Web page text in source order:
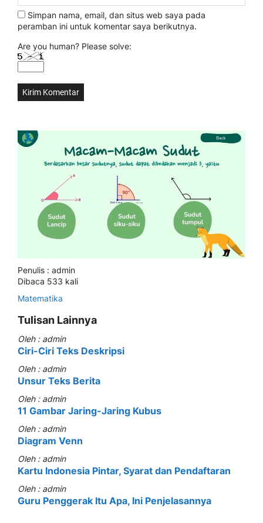
Simpan nama, email, dan situs web saya pada
peramban ini untuk komentar saya berikutnya.
Are you human? Please solve:
Penulis : admin
Dibaca 533 kali
Matematika
Tulisan Lainnya
Oleh : admin
Ciri-Ciri Teks Deskripsi
Oleh : admin
Unsur Teks Berita
Oleh : admin
11 Gambar Jaring-Jaring Kubus
Oleh : admin
Diagram Venn
Oleh : admin
Kartu Indonesia Pintar, Syarat dan Pendaftaran
Oleh : admin
Guru Penggerak Itu Apa, Ini Penjelasannya